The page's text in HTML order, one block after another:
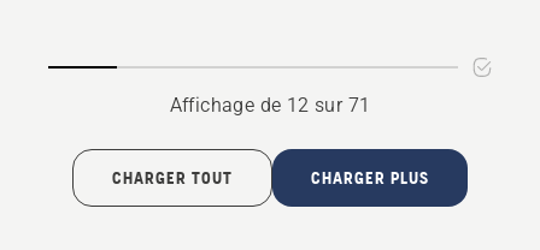
sur
5
Affichage de 12 sur 71
CHARGER TOUT CHARGER PLUS